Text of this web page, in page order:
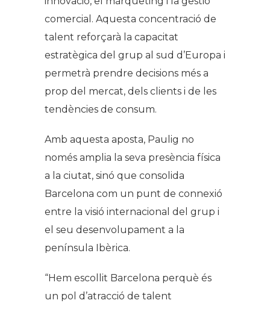
comercial. Aquesta concentració de
talent reforçarà la capacitat
estratègica del grup al sud d’Europa i
permetrà prendre decisions més a
prop del mercat, dels clients i de les
tendències de consum.
Amb aquesta aposta, Paulig no
només amplia la seva presència física
a la ciutat, sinó que consolida
Barcelona com un punt de connexió
entre la visió internacional del grup i
el seu desenvolupament a la
península Ibèrica.
“Hem escollit Barcelona perquè és
un pol d’atracció de talent